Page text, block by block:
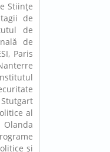
Stiinţe
de
de
de
Paris
al
şi